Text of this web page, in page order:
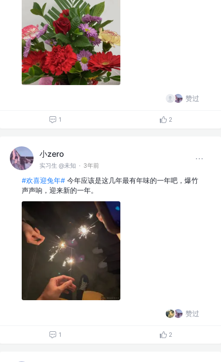
赞过
1 2
小zero
实习生 @未知 · 3年前
#欢喜迎兔年# 今年应该是这几年最有年味的一年吧，爆竹
声声响，迎来新的一年。
赞过
1 2